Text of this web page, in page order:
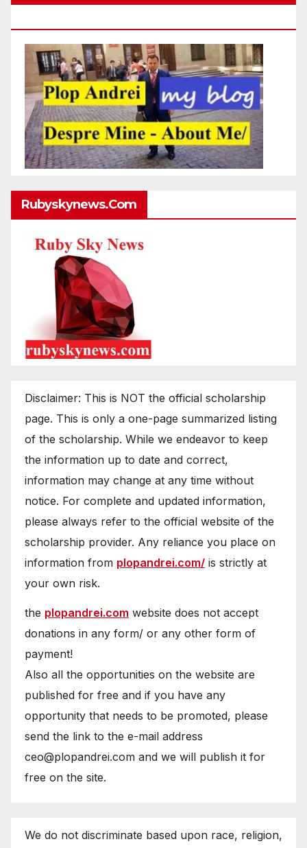
Rubyskynews.com
Disclaimer: This is NOT the official scholarship
page. This is only a one-page summarized listing
of the scholarship. While we endeavor to keep
the information up to date and correct,
information may change at any time without
notice. For complete and updated information,
please always refer to the official website of the
scholarship provider. Any reliance you place on
information from plopandrei.com/ is strictly at
your own risk.
the plopandrei.com website does not accept
donations in any form/ or any other form of
payment!
Also all the opportunities on the website are
published for free and if you have any
opportunity that needs to be promoted, please
send the link to the e-mail address
ceo@plopandrei.com and we will publish it for
free on the site.
We do not discriminate based upon race, religion,